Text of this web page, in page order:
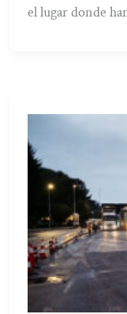
el lugar donde